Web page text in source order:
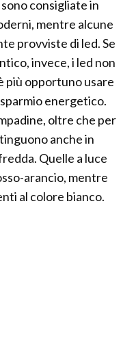
consigliate in
mentre alcune
provviste di led. Se
invece, i led non
più opportuno usare
energetico.
oltre che per
anche in
Quelle a luce
arancio, mentre
al colore bianco.